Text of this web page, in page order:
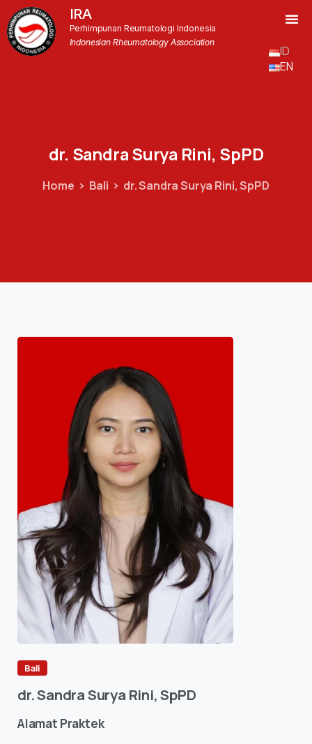
IRA
Perhimpunan Reumatologi Indonesia
Indonesian Rheumatology Association
ID
EN
dr. SandraSurya Rini, SpPD
Home Bali dr. Sandra Surya Rini, SpPD
Bali
dr.SandraSurya Rini,SpPD
Alamat Praktek